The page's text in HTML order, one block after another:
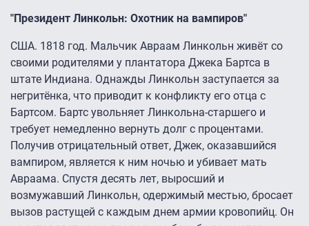
"Президент Линкольн: Охотник на вампиров"
США. 1818 год. Мальчик Авраам Линкольн живёт со
своими родителями у плантатора Джека Бартса в
штате Индиана. Однажды Линкольн заступается за
негритёнка, что приводит к конфликту его отца с
Бартсом. Бартс увольняет Линкольна-старшего и
требует немедленно вернуть долг с процентами.
Получив отрицательный ответ, Джек, оказавшийся
вампиром, является к ним ночью и убивает мать
Авраама. Спустя десять лет, выросший и
возмужавший Линкольн, одержимый местью, бросает
вызов растущей с каждым днем армии кровопийц. Он